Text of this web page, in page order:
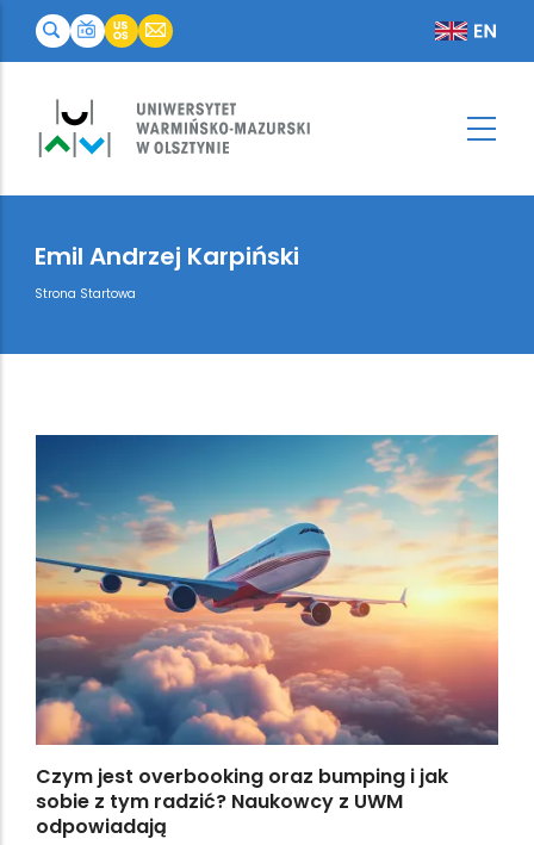
Emil Andrzej Karpiński
Breadcrumb
Strona Startowa
Czym jest overbooking oraz bumping i jak
sobie z tym radzić? Naukowcy z UWM
odpowiadają